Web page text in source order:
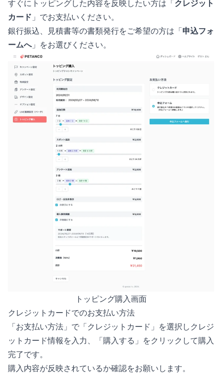
すぐにトッピングした内容を反映したい方は「クレジット
カード 」でお支払いください。
銀行振込、見積書等の書類発行をご希望の方は「申込フォ
ームへ」をお選びください。
トッピング購入画面
クレジットカードでのお支払い方法
「お支払い方法」で「クレジットカード」を選択しクレジ
ットカード情報を入力、「購入する」をクリックして購入
完了です。
購入内容が反映されているか確認をお願いします。